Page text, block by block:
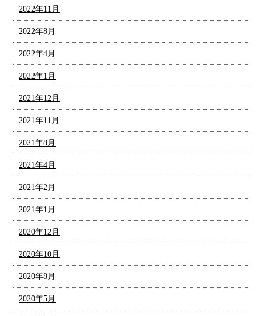
2022年11月
2022年8月
2022年4月
2022年1月
2021年12月
2021年11月
2021年8月
2021年4月
2021年2月
2021年1月
2020年12月
2020年10月
2020年8月
2020年5月